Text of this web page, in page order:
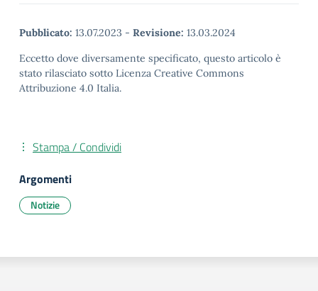
Pubblicato: 13.07.2023 - Revisione: 13.03.2024
Eccetto dove diversamente specificato, questo articolo è
stato rilasciato sotto Licenza Creative Commons
Attribuzione 4.0 Italia.
Stampa / Condividi
Argomenti
Notizie